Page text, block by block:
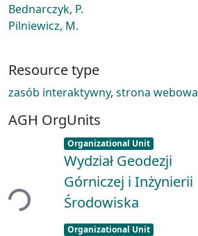
Bednarczyk, P.
Pilniewicz, M.
Resource type
zasób interaktywny, strona webowa
AGH OrgUnits
Item type:
Organizational Unit ,
Wydział Geodezji
Górniczej i Inżynierii
Środowiska
Item type:
Organizational Unit ,